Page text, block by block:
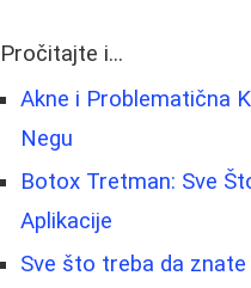
Pročitajte i...
Akne i Problematična
Negu
Botox Tretman: Sve
Aplikacije
Sve što treba da